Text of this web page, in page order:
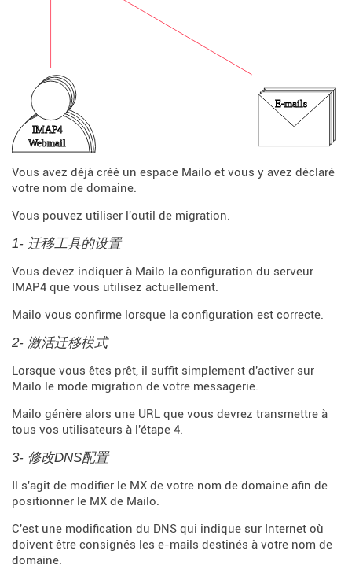
Vous avez déjà créé un espace Mailo et vous y avez déclaré
votre nom de domaine.
Vous pouvez utiliser l'outil de migration.
1- 迁移工具的设置
Vous devez indiquer à Mailo la configuration du serveur
IMAP4 que vous utilisez actuellement.
Mailo vous confirme lorsque la configuration est correcte.
2- 激活迁移模式
Lorsque vous êtes prêt, il suffit simplement d'activer sur
Mailo le mode migration de votre messagerie.
Mailo génère alors une URL que vous devrez transmettre à
tous vos utilisateurs à l'étape 4.
3- 修改DNS配置
Il s'agit de modifier le MX de votre nom de domaine afin de
positionner le MX de Mailo.
C'est une modification du DNS qui indique sur Internet où
doivent être consignés les e-mails destinés à votre nom de
domaine.